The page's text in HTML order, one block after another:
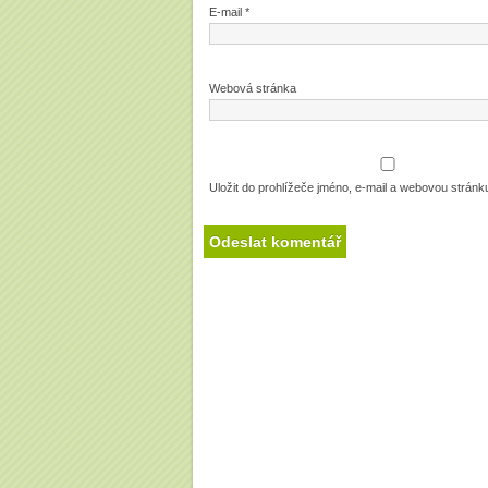
E-mail *
Webová stránka
Uložit do prohlížeče jméno, e-mail a webovou